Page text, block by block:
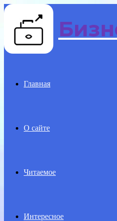
Menu
Главная
О сайте
Читаемое
Интересное